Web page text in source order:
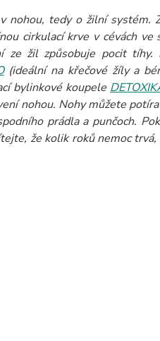
tedy o žilní systém.
cirkulací krve v cévách
ze žil způsobuje pocit
(ideální na křečové žíly a
bylinkové koupele
nohou. Nohy můžete
prádla a punčoch.
že kolik roků nemoc